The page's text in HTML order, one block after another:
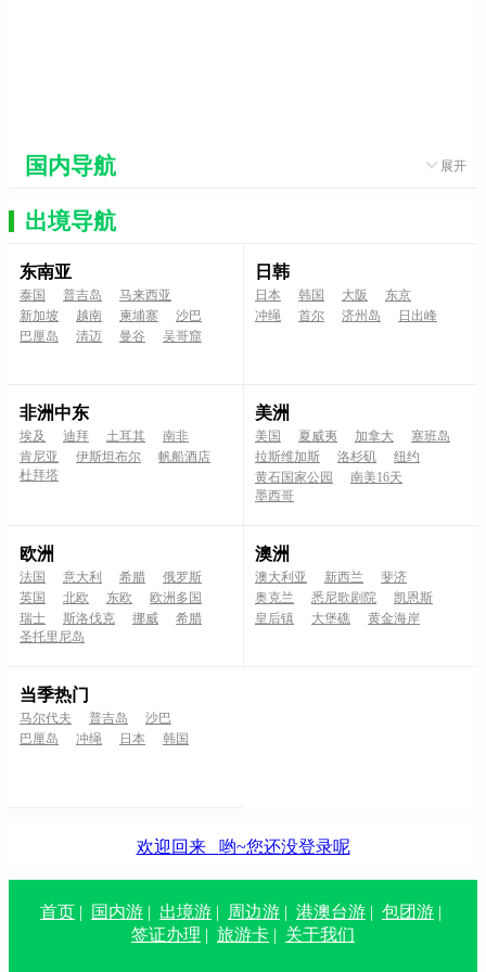
国内导航 展开
出境导航
东南亚
泰国 普吉岛
马来西亚
新加坡
越南 柬埔寨
沙巴
巴厘岛
清迈 曼谷 吴哥窟
日韩
日本 韩国 大阪
东京
冲绳
首尔 济州岛 日出峰
非洲中东
埃及 迪拜 土耳其
南非
肯尼亚
伊斯坦布尔
帆船酒店
杜拜塔
美洲
美国 夏威夷 加拿大
塞班岛
拉斯维加斯
洛杉矶
纽约
黄石国家公园
南美16天
墨西哥
欧洲
法国 意大利 希腊
俄罗斯
英国
北欧 东欧
欧洲多国
瑞士
斯洛伐克 挪威
希腊
圣托里尼岛
澳洲
澳大利亚 新西兰
斐济
奥克兰
悉尼歌剧院
凯恩斯
皇后镇
大堡礁 黄金海岸
当季热门
马尔代夫 普吉岛
沙巴
巴厘岛
冲绳 日本 韩国
欢迎回来 哟~您还没登录呢
首页 | 国内游 | 出境游 | 周边游 | 港澳台游 | 包团游 |
签证办理 | 旅游卡 | 关于我们